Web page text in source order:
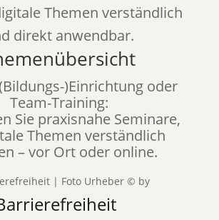
Themen verständlich
direkt anwendbar.
)Einrichtung oder
Team-Training:
Sie praxisnahe Seminare,
Themen verständlich
– vor Ort oder online.